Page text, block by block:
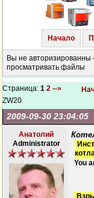
Начало
Вы не
просматривать файлы
Страница: 1 2 --»
ZW20
2009-09-30 23:04:05
Анатолий
Administrator
You